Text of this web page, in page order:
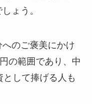
ょう。
のご褒美にかけ
の範囲であり、中
して捧げる人も